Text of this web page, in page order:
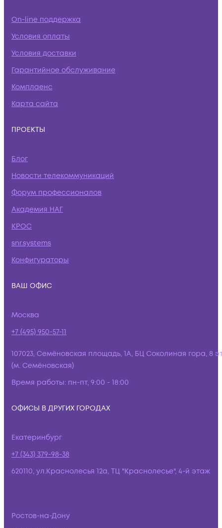
On-line поддержка
Условия оплаты
Условия доставки
Гарантийное обслуживание
Комплаенс
Карта сайта
ПРОЕКТЫ
Блог
Новости телекоммуникаций
Форум профессионалов
Академия НАГ
КРОС
snr.systems
Конфигураторы
ВАШ ОФИС
Москва
+7 (495) 950-57-11
107023, Семёновская площадь, 1А, БЦ Соколиная гора, 8
(м. Семёновская)
Время работы: пн-пт, 9:00 - 18:00
ОФИСЫ В ДРУГИХ ГОРОДАХ
Екатеринбург
+7 (343) 379-98-38
620110, ул.Краснолесья 12а, ТЦ "Краснолесье", 4-й этаж
Ростов-на-Дону